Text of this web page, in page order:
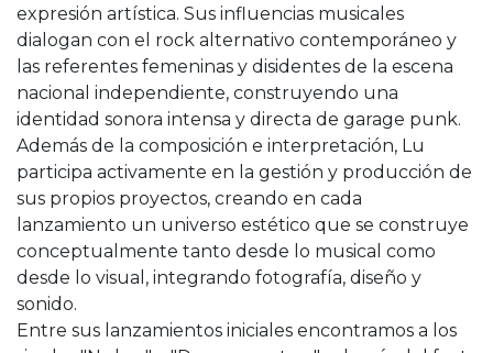
expresión artística. Sus influencias musicales
dialogan con el rock alternativo contemporáneo y
las referentes femeninas y disidentes de la escena
nacional independiente, construyendo una
identidad sonora intensa y directa de garage punk.
Además de la composición e interpretación, Lu
participa activamente en la gestión y producción de
sus propios proyectos, creando en cada
lanzamiento un universo estético que se construye
conceptualmente tanto desde lo musical como
desde lo visual, integrando fotografía, diseño y
sonido.
Entre sus lanzamientos iniciales encontramos a los